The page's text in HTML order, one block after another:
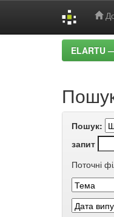
ELARTU
Пошук:
запит
Поточні